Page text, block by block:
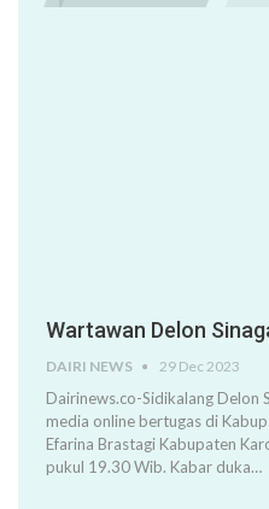
Wartawan Delon
DAIRI NEWS 29 Dec 2023
Dairinews.co-Sidikalang Delon
media online bertugas di
Efarina Brastagi Kabupaten
pukul 19.30 Wib. Kabar duka…